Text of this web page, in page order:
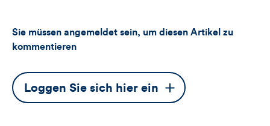
Sie müssen angemeldet sein, um diesen Artikel zu
kommentieren
Dieser
Button
Loggen Sie sich hier ein